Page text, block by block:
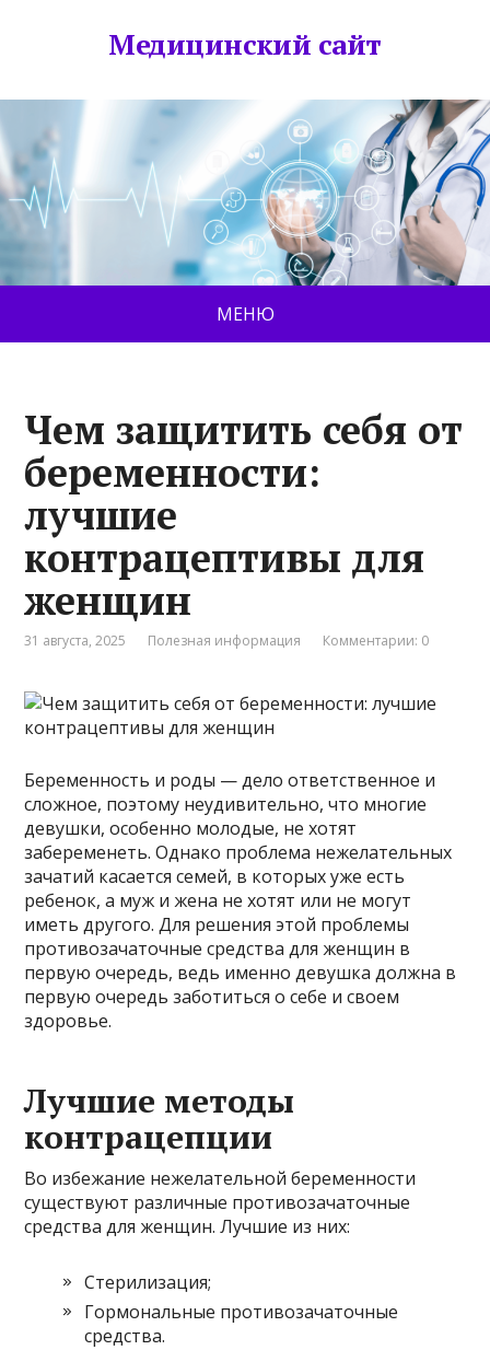
Медицинский сайт
МЕНЮ
Чем защитить себя от
беременности:
лучшие
контрацептивы для
женщин
31 августа, 2025 Полезная информация Комментарии: 0
Беременность и роды — дело ответственное и
сложное, поэтому неудивительно, что многие
девушки, особенно молодые, не хотят
забеременеть. Однако проблема нежелательных
зачатий касается семей, в которых уже есть
ребенок, а муж и жена не хотят или не могут
иметь другого. Для решения этой проблемы
противозачаточные средства для женщин в
первую очередь, ведь именно девушка должна в
первую очередь заботиться о себе и своем
здоровье.
Лучшие методы
контрацепции
Во избежание нежелательной беременности
существуют различные противозачаточные
средства для женщин. Лучшие из них:
Стерилизация;
Гормональные противозачаточные
средства.